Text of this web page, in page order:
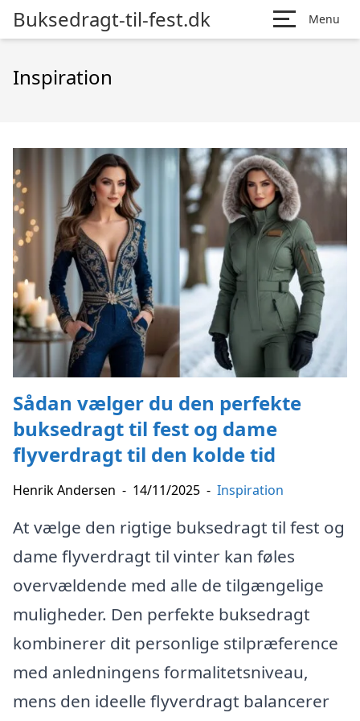
Buksedragt-til-fest.dk Menu
Inspiration
Sådan vælger du den perfekte
buksedragt til fest og dame
flyverdragt til den kolde tid
Henrik Andersen - 14/11/2025 - Inspiration
At vælge den rigtige buksedragt til fest og
dame flyverdragt til vinter kan føles
overvældende med alle de tilgængelige
muligheder. Den perfekte buksedragt
kombinerer dit personlige stilpræference
med anledningens formalitetsniveau,
mens den ideelle flyverdragt balancerer